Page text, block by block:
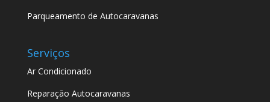
Parqueamento de Autocaravanas
Serviços
Ar Condicionado
Reparação Autocaravanas